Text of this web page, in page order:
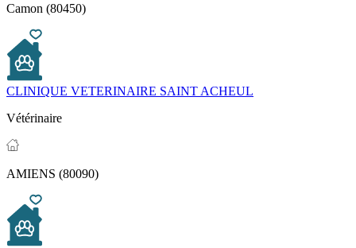
Camon (80450)
CLINIQUE VETERINAIRE SAINT ACHEUL
Vétérinaire
AMIENS (80090)